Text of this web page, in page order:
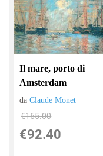
Il mare, porto di
Amsterdam
daClaude Monet
€165.00
€92.40